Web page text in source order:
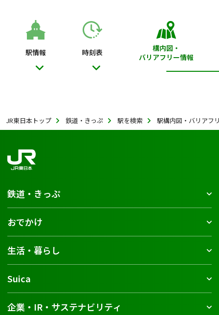
駅情報 時刻表
構内図・
バリアフリー情報
JR東日本トップ 鉄道・きっぷ 駅を検索 駅構内図・バリアフ
鉄道・きっぷ
おでかけ
生活・暮らし
Suica
企業・IR・サステナビリティ